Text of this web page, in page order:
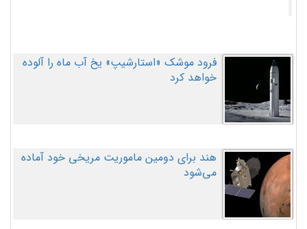
فرود موشک «استارشیپ» یخ آب ماه را آلوده
خواهد کرد
هند برای دومین ماموریت مریخی خود آماده
می‌شود